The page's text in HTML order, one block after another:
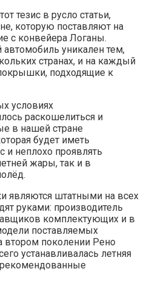
тезис в русло статьи,
которую поставляют на
с конвейера Логаны.
уникален тем,
странах, и на каждый
подходящие к
условиях
раскошелиться и
в нашей стране
будет иметь
и неплохо проявлять
жары, так и в
являются штатными на всех
руками: производитель
комплектующих и в
поставляемых
втором поколении Рено
устанавливалась летняя